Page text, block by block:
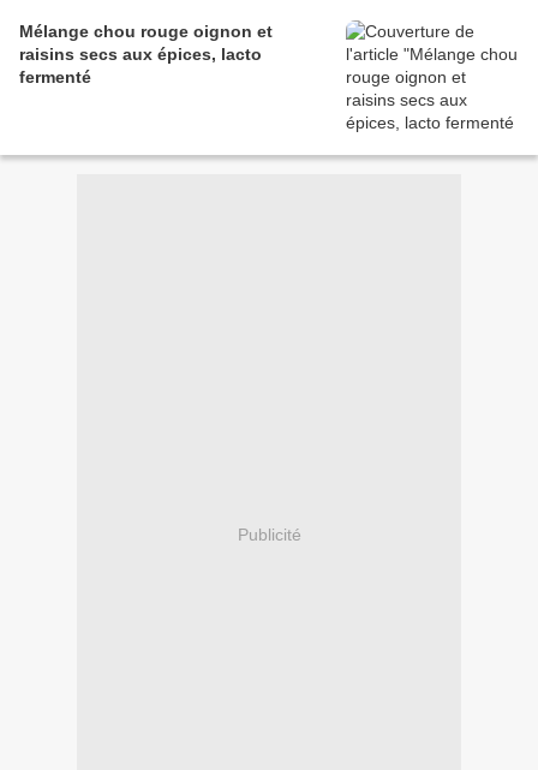
Mélange chou rouge oignon et
raisins secs aux épices, lacto
fermenté
Publicité